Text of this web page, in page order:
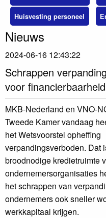
Huisvesting personeel
Nieuws
2024-06-16 12:43:22
Schrappen
voor
MKB-Nederland en VNO-
Tweede Kamer vandaag
het Wetsvoorstel opheffing
verpandingsverboden. Dat
broodnodige kredietruimte
ondernemersorganisaties
het schrappen van
ondernemers ook sneller
werkkapitaal krijgen.